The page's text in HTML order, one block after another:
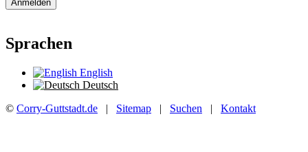
Sprachen
English
Deutsch
© Corry-Guttstadt.de | Sitemap | Suchen | Kontakt